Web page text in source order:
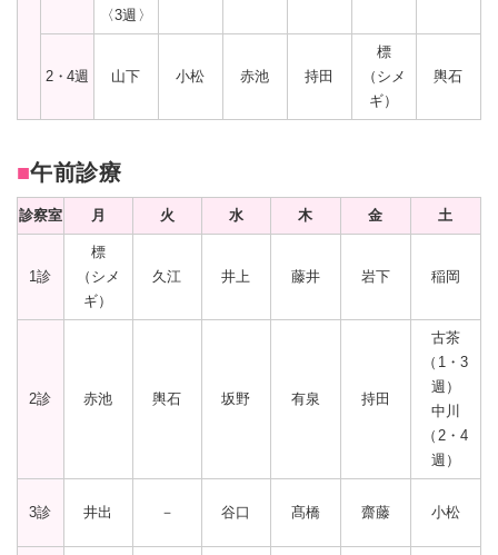
〈3週〉
2・4週 山下 小松 赤池 持田
標
（シメ
ギ）
輿石
■午前診療
診察室 月 火 水 木 金 土
1診
標
（シメ
ギ）
久江 井上 藤井 岩下 稲岡
2診 赤池 輿石 坂野 有泉 持田
古茶
（1・3
週）
中川
（2・4
週）
3診 井出 － 谷口 髙橋 齋藤 小松
042-375-6310
受付時間 8:30～17:00
日曜・祝日・当院指定休診日を除く